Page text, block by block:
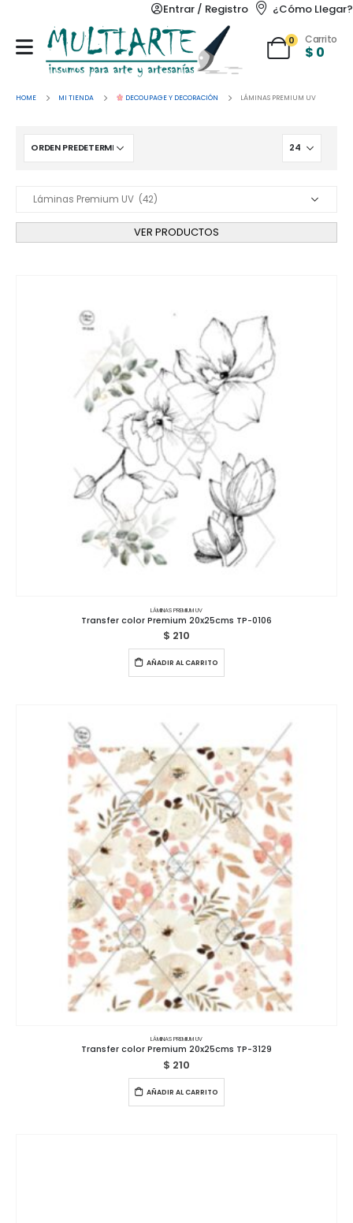
Entrar / Registro ¿Cómo Llegar?
0 Carrito
$ 0
HOME MI TIENDA DECOUPAGE Y DECORACIÓN LÁMINAS PREMIUM UV
VER PRODUCTOS
LÁMINAS PREMIUM UV
Transfer color Premium 20x25cms TP-0106
$ 210
AÑADIR AL CARRITO
LÁMINAS PREMIUM UV
Transfer color Premium 20x25cms TP-3129
$ 210
AÑADIR AL CARRITO